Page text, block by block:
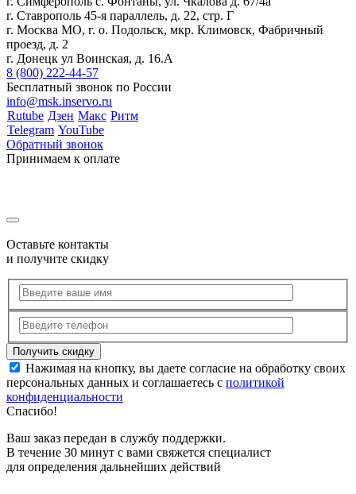
г. Ставрополь 45-я параллель, д. 22, стр. Г
г. Москва МО, г. о. Подольск, мкр. Климовск, Фабричный
проезд, д. 2
г. Донецк ул Воинская, д. 16.А
8 (800) 222-44-57
Бесплатный звонок по России
info@msk.inservo.ru
Rutube Дзен Макс Ритм
Telegram YouTube
Обратный звонок
Принимаем к оплате
Оставьте контакты
и получите скидку
Нажимая на кнопку, вы даете согласие на обработку своих
персональных данных и соглашаетесь с политикой
конфиденциальности
Спасибо!
Ваш заказ передан в службу поддержки.
В течение 30 минут с вами свяжется специалист
для определения дальнейших действий